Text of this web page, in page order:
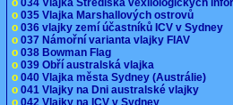
o 035 Vlajka Marshallových ostrovů
o 036 vlajky zemí účastníků ICV v Sydney
o 037 Námořní varianta vlajky FIAV
o 038 Bowman Flag
o 039 Obří australská vlajka
o 040 Vlajka města Sydney (Austrálie)
o 041 Vlajky na Dni australské vlajky
o 042 Vlajky na ICV v Sydney